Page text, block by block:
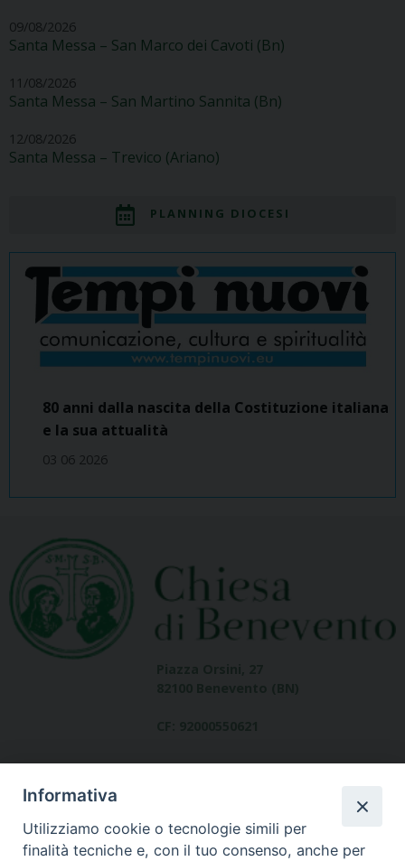
09/08/2026
Santa Messa – San Marco dei Cavoti (Bn)
11/08/2026
Santa Messa – San Martino Sannita (Bn)
12/08/2026
Santa Messa – Trevico (Ariano)
PLANNING DIOCESI
80 anni dalla nascita della Costituzione italiana
e la sua attualità
03 06 2026
Informativa
Utilizziamo cookie o tecnologie simili per
finalità tecniche e, con il tuo consenso, anche per